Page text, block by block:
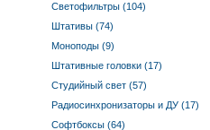
Светофильтры (104)
Штативы (74)
Моноподы (9)
Штативные головки (17)
Студийный свет (57)
Радиосинхронизаторы и ДУ (17)
Софтбоксы (64)